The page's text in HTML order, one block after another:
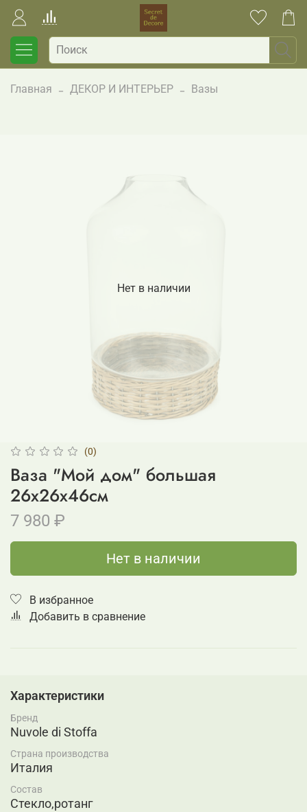
Главная ДЕКОР И ИНТЕРЬЕР Вазы
Нет в наличии
(0)
Ваза "Мой дом" большая
26x26х46см
7 980 ₽
Нет в наличии
В избранное
Добавить в сравнение
Характеристики
Бренд
Nuvole di Stoffa
Страна производства
Италия
Состав
Стекло,ротанг